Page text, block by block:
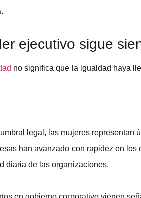
ejecutivo sigue
no significa que la igualdad haya
legal, las mujeres representan
han avanzado con rapidez en
diaria de las organizaciones.